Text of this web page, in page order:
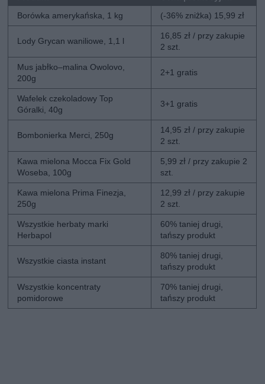
Borówka amerykańska, 1 kg
(-36% zniżka) 15,99 zł
Lody Grycan waniliowe, 1,1 l
16,85 zł / przy zakupie
2 szt.
Mus jabłko–malina Owolovo,
200g
2+1 gratis
Wafelek czekoladowy Top
Góralki, 40g
3+1 gratis
Bombonierka Merci, 250g
14,95 zł / przy zakupie
2 szt.
Kawa mielona Mocca Fix Gold
Woseba, 100g
5,99 zł / przy zakupie 2
szt.
Kawa mielona Prima Finezja,
250g
12,99 zł / przy zakupie
2 szt.
Wszystkie herbaty marki
Herbapol
60% taniej drugi,
tańszy produkt
Wszystkie ciasta instant
80% taniej drugi,
tańszy produkt
Wszystkie koncentraty
pomidorowe
70% taniej drugi,
tańszy produkt